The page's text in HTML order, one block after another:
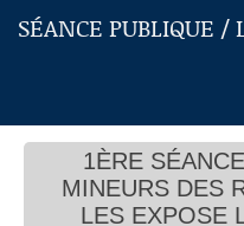
EN DIRECT
RECHERCHE
AIDE À LA DÉCOUPE
DE VIDÉOS
SÉANCE PUBLIQUE
1ÈRE
MINEURS DES
LES EXPOSE
PROTÉGER LES
AUXQUELS LES
RÉSEAUX SOCIAUX